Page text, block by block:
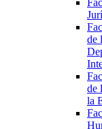
de
de
la